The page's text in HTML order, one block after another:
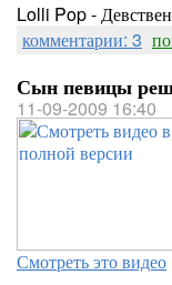
Lolli Pop -
комментарии: 3
Сын певицы
11-09-2009 16:40
Смотреть это видео